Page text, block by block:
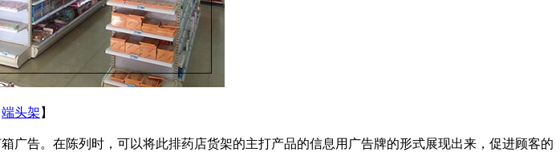
端头架 】
告。在陈列时，可以将此排药店货架的主打产品的信息用广告牌的形式展现出来，促进顾客的